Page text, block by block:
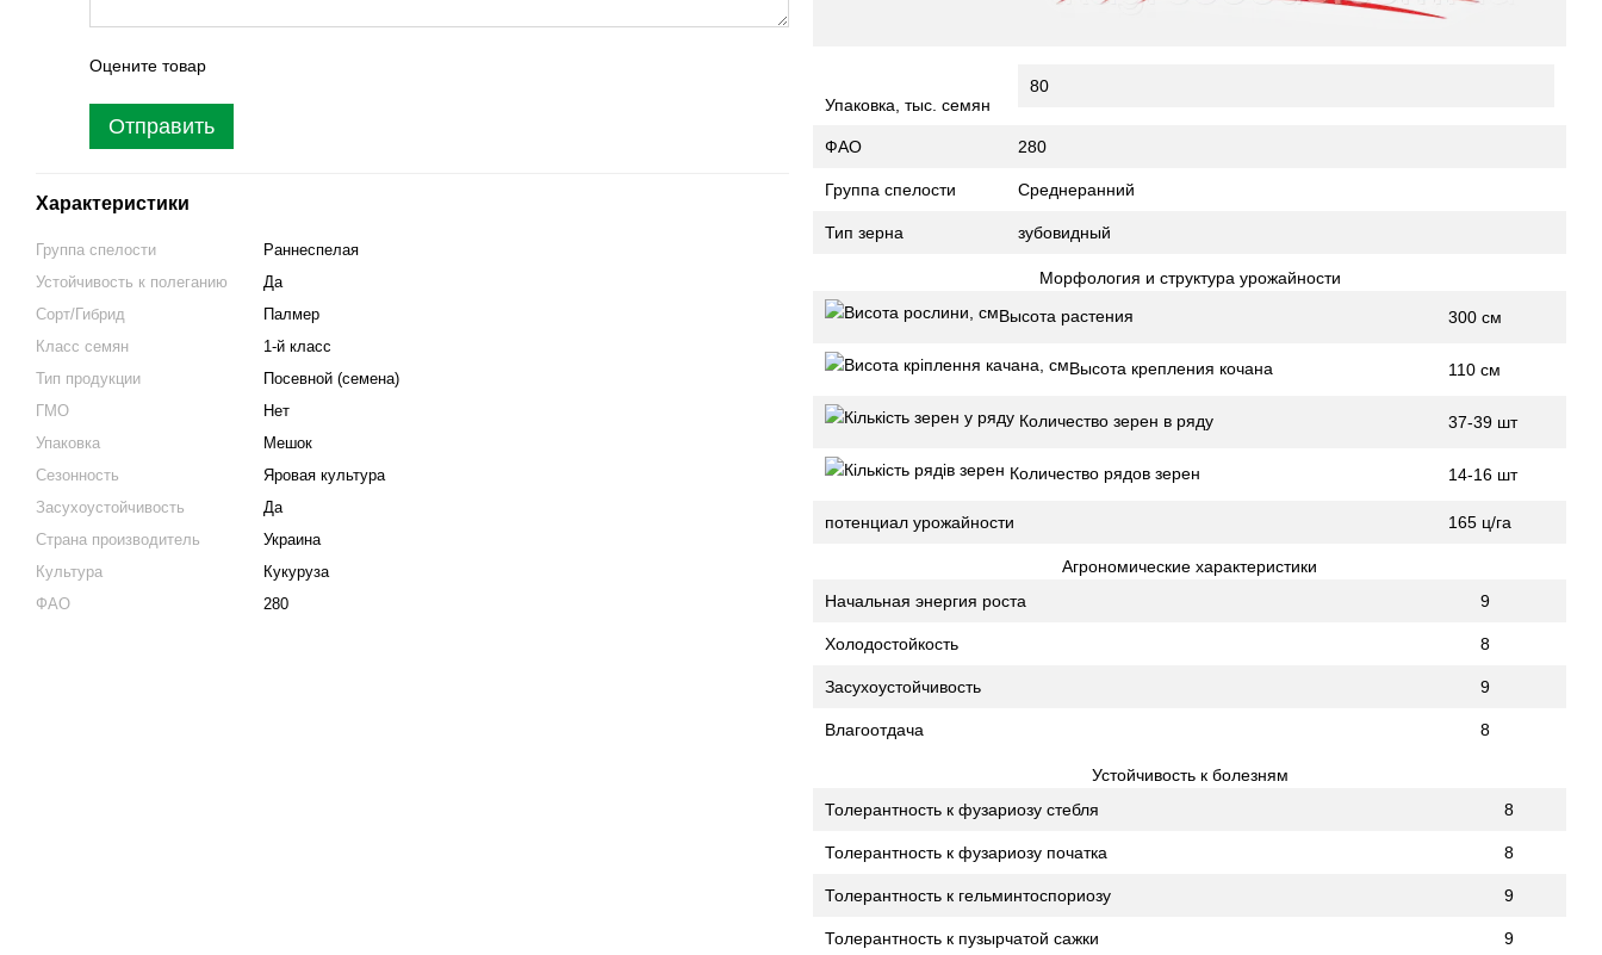
Оцените товар
Отправить
Характеристики
Группа спелости
Раннеспелая
Устойчивость к полеганию
Да
Сорт/Гибрид
Палмер
Класс семян
1-й класс
Тип продукции
Посевной (семена)
ГМО
Нет
Упаковка
Мешок
Сезонность
Яровая культура
Засухоустойчивость
Да
Страна производитель
Украина
Культура
Кукуруза
ФАО
280
Упаковка, тыс. семян
80
ФАО 280
Группа спелости Среднеранний
Тип зерна зубовидный
Морфология и структура урожайности
Высота растения
300 см
Высота крепления кочана 110 см
Количество зерен в ряду 37-39 шт
Количество рядов зерен 14-16 шт
потенциал урожайности 165 ц/га
Агрономические характеристики
Начальная энергия роста
9
Холодостойкость 8
Засухоустойчивость 9
Влагоотдача 8
Устойчивость к болезням
Толерантность к фузариозу стебля
8
Толерантность к фузариозу початка 8
Толерантность к гельминтоспориозу 9
Толерантность к пузырчатой ​​сажки 9